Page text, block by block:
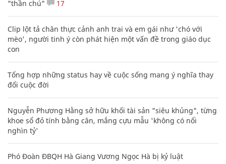
"thần chú"
17
Clip lột tả chân thực cảnh anh trai và em gái như 'chó với
mèo', người tinh ý còn phát hiện một vấn đề trong giáo dục
con
Tổng hợp những status hay về cuộc sống mang ý nghĩa thay
đổi cuộc đời
Nguyễn Phương Hằng sở hữu khối tài sản "siêu khủng", từng
khoe sổ đỏ tính bằng cân, mắng cựu mẫu 'không có nổi
nghìn tỷ'
Phó Đoàn ĐBQH Hà Giang Vương Ngọc Hà bị kỷ luật